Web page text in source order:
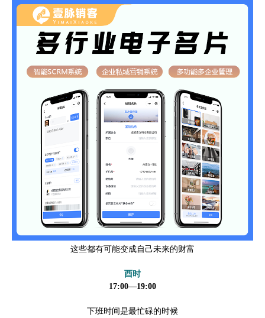
这些都有可能变成自己未来的财富
酉时
17:00—19:00
下班时间是最忙碌的时候